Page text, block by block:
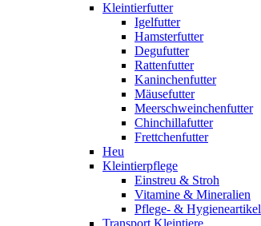
Kleintierfutter
Igelfutter
Hamsterfutter
Degufutter
Rattenfutter
Kaninchenfutter
Mäusefutter
Meerschweinchenfutter
Chinchillafutter
Frettchenfutter
Heu
Kleintierpflege
Einstreu & Stroh
Vitamine & Mineralien
Pflege- & Hygieneartikel
Transport Kleintiere